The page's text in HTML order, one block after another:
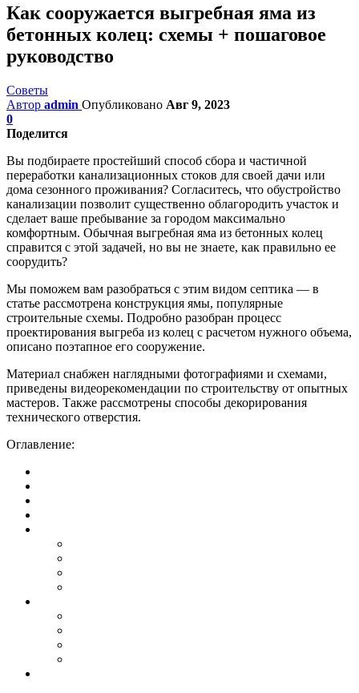
Как сооружается выгребная яма из
бетонных колец: схемы + пошаговое
руководство
Советы
Автор admin Опубликовано Авг 9, 2023
0
Поделится
Вы подбираете простейший способ сбора и частичной
переработки канализационных стоков для своей дачи или
дома сезонного проживания? Согласитесь, что обустройство
канализации позволит существенно облагородить участок и
сделает ваше пребывание за городом максимально
комфортным. Обычная выгребная яма из бетонных колец
справится с этой задачей, но вы не знаете, как правильно ее
соорудить?
Мы поможем вам разобраться с этим видом септика — в
статье рассмотрена конструкция ямы, популярные
строительные схемы. Подробно разобран процесс
проектирования выгреба из колец с расчетом нужного объема,
описано поэтапное его сооружение.
Материал снабжен наглядными фотографиями и схемами,
приведены видеорекомендации по строительству от опытных
мастеров. Также рассмотрены способы декорирования
технического отверстия.
Оглавление: